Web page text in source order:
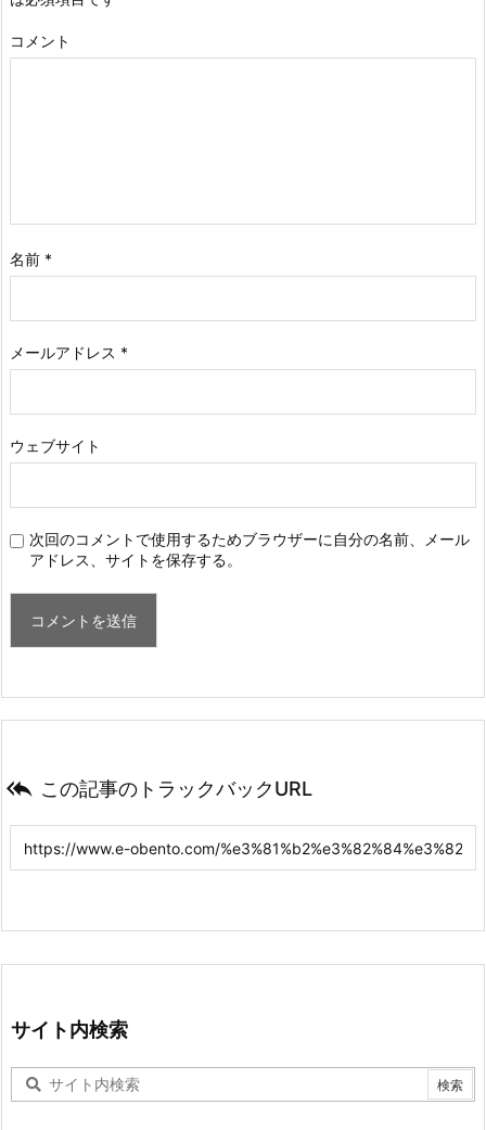
コメント
名前 *
メールアドレス *
ウェブサイト
次回のコメントで使用するためブラウザーに自分の名前、メール
アドレス、サイトを保存する。
 この記事のトラックバックURL
サイト内検索